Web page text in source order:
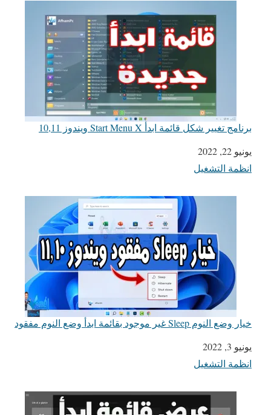
برنامج تغيير شكل قائمة ابدأ Start Menu X ويندوز 10,11
التاريخ
يونيو 22, 2022
في ما يتعلق بما يأتي
انظمة التشغيل
خيار وضع النوم Sleep غير موجود بقائمة ابدأ وضع النوم مفقود
التاريخ
يونيو 3, 2022
في ما يتعلق بما يأتي
انظمة التشغيل